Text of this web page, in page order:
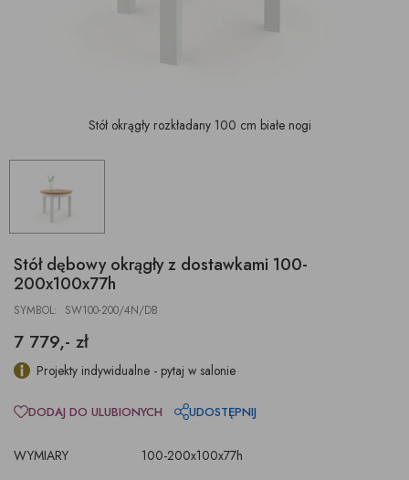
Stół okrągły rozkładany 100 cm białe nogi
Stół dębowy okrągły z dostawkami 100-
200x100x77h
SYMBOL: SW100-200/4N/DB
7 779,- zł
Projekty indywidualne - pytaj w salonie
WYMIARY
100-200x100x77h
DODAJ DO ULUBIONYCH UDOSTĘPNIJ